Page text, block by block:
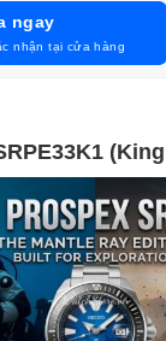
ngay
nhận tại cửa hàng